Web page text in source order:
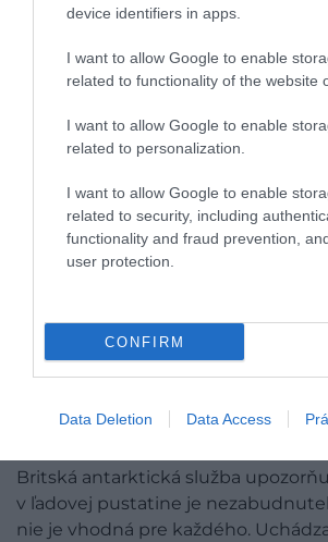
device identifiers in apps.
I want to allow Google to enable
related to functionality of the website
I want to allow Google to enable
related to personalization.
I want to allow Google to enable
related to security, including
functionality and fraud prevention,
user protection.
CONFIRM
Data Deletion Data Access
Antarktída
pôvodného obyvateľstva a trvalého
Pracovníci výskumných staníc tam
rotačnom princípe – počas leta ich
menej než 1 000.
Britská antarktická služba
v ľadovej pustatine je
nie je vhodná pre každého.